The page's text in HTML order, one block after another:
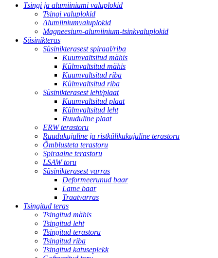
Tsingi ja alumiiniumi valuplokid
Tsingi valuplokid
Alumiiniumvaluplokid
Magneesium-alumiinium-tsinkvaluplokid
Süsinikteras
Süsinikterasest spiraal/riba
Kuumvaltsitud mähis
Külmvaltsitud mähis
Kuumvaltsitud riba
Külmvaltsitud riba
Süsinikterasest leht/plaat
Kuumvaltsitud plaat
Külmvaltsitud leht
Ruuduline plaat
ERW terastoru
Ruudukujuline ja ristkülikukujuline terastoru
Õmblusteta terastoru
Spiraalne terastoru
LSAW toru
Süsinikterasest varras
Deformeerunud baar
Lame baar
Traatvarras
Tsingitud teras
Tsingitud mähis
Tsingitud leht
Tsingitud terastoru
Tsingitud riba
Tsingitud katuseplekk